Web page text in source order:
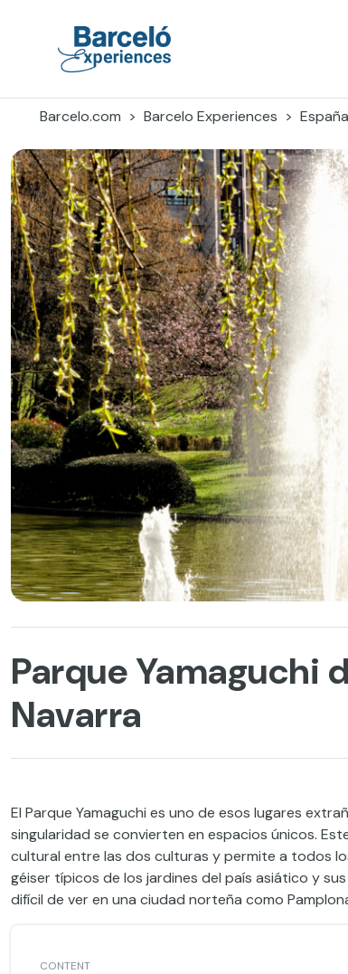
Barcelo.com Barcelo Experiences España
Parque Yamaguchi
Navarra
El Parque Yamaguchi es uno de esos lugares
singularidad se convierten en espacios únicos.
cultural entre las dos culturas y permite a todos
géiser típicos de los jardines del país asiático y
difícil de ver en una ciudad norteña como